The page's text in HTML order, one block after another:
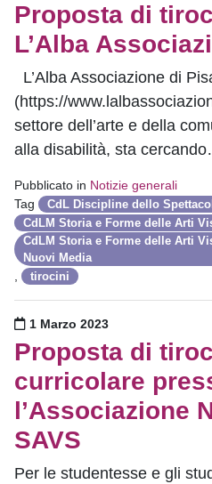
Proposta di
L’Alba
L’Alba Associazione di
(https://
settore dell’arte e della
alla disabilità, sta
Pubblicato in Notizie generali
Tag
CdL Discipline dello
CdLM Storia e Forme delle Arti
CdLM Storia e Forme delle Arti
Nuovi Media
tirocini
Pubblicato il
1 Marzo 2023
Proposta di
curricolare
l’Associazione
SAVS
Per le studentesse e gli